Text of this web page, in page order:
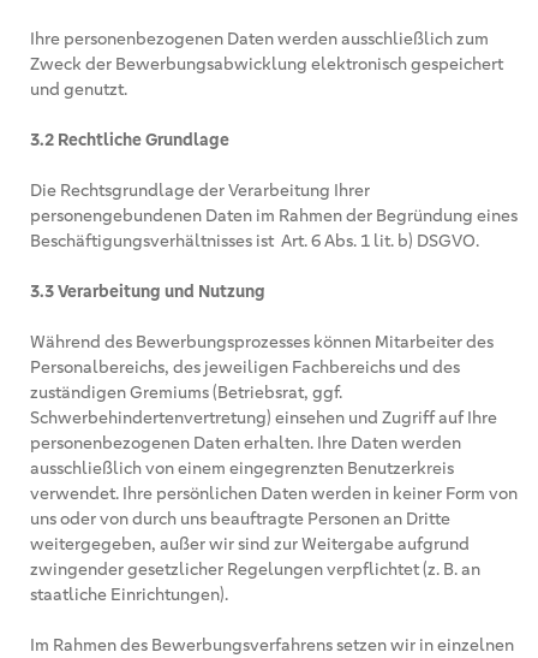
Ihre personenbezogenen Daten werden ausschließlich zum
Zweck der Bewerbungsabwicklung elektronisch gespeichert
und genutzt.
3.2 Rechtliche Grundlage
Die Rechtsgrundlage der Verarbeitung Ihrer
personengebundenen Daten im Rahmen der Begründung eines
Beschäftigungsverhältnisses ist Art. 6 Abs. 1 lit. b) DSGVO.
3.3 Verarbeitung und Nutzung
Während des Bewerbungsprozesses können Mitarbeiter des
Personalbereichs, des jeweiligen Fachbereichs und des
zuständigen Gremiums (Betriebsrat, ggf.
Schwerbehindertenvertretung) einsehen und Zugriff auf Ihre
personenbezogenen Daten erhalten. Ihre Daten werden
ausschließlich von einem eingegrenzten Benutzerkreis
verwendet. Ihre persönlichen Daten werden in keiner Form von
uns oder von durch uns beauftragte Personen an Dritte
weitergegeben, außer wir sind zur Weitergabe aufgrund
zwingender gesetzlicher Regelungen verpflichtet (z. B. an
staatliche Einrichtungen).
Im Rahmen des Bewerbungsverfahrens setzen wir in einzelnen